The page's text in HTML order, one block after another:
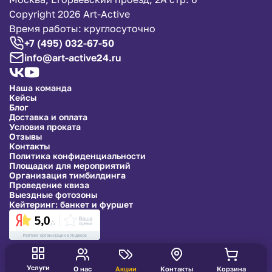
Услуги О нас Акции Контакты Корзина
Copyright 2026 Art-Active
Время работы: круглосуточно
+7 (495) 032-67-50
info@art-active24.ru
Наша команда
Кейсы
Блог
Доставка и оплата
Условия проката
Отзывы
Контакты
Политика конфиденциальности
Площадки для мероприятий
Организация тимбилдинга
Проведение квиза
Выездные фотозоны
Кейтеринг: банкет и фуршет